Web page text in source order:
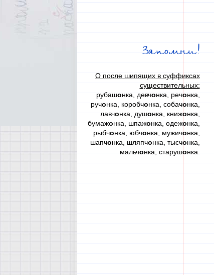
Запомни!
О после шипящих в суффиксах
существительных:
рубашонка, девчонка, речонка,
ручонка, коробчонка, собачонка,
лавчонка, душонка, книжонка,
бумажонка, шпажонка, одежонка,
рыбчонка, юбчонка, мужичонка,
шапчонка, шляпчонка, тысчонка,
мальчонка, старушонка.